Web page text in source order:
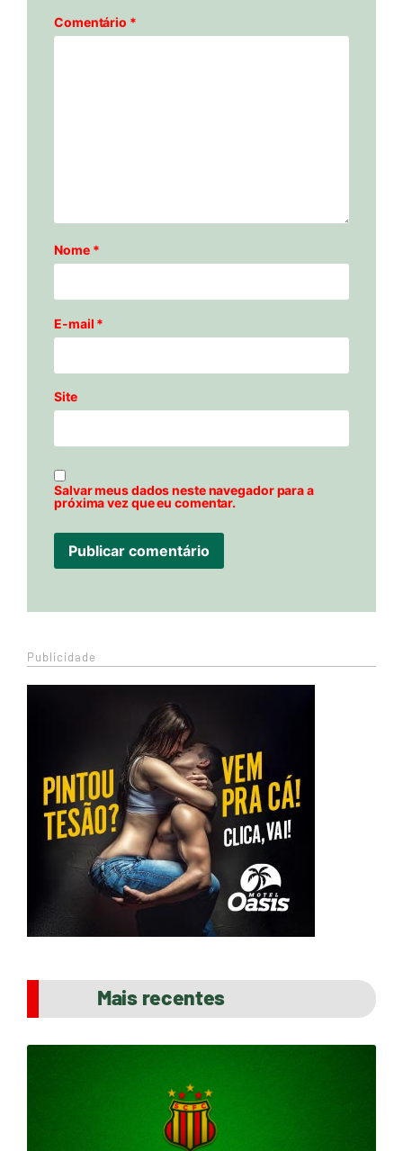
Comentário *
Nome *
E-mail *
Site
Salvar meus dados neste navegador para a
próxima vez que eu comentar.
Publicidade
Mais recentes